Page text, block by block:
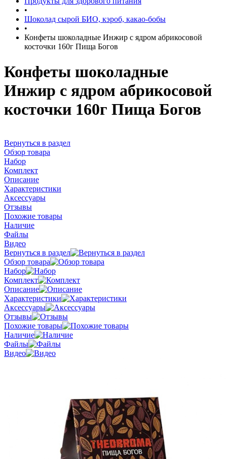
•
Шоколад сырой БИО, кэроб, какао-бобы
•
Конфеты шоколадные Инжир с ядром абрикосовой
косточки 160г Пища Богов
Конфеты шоколадные
Инжир с ядром абрикосовой
косточки 160г Пища Богов
Вернуться в раздел
Обзор товара
Набор
Комплект
Описание
Характеристики
Аксессуары
Отзывы
Похожие товары
Наличие
Файлы
Видео
Вернуться в раздел
Обзор товара
Набор
Комплект
Описание
Характеристики
Аксессуары
Отзывы
Похожие товары
Наличие
Файлы
Видео